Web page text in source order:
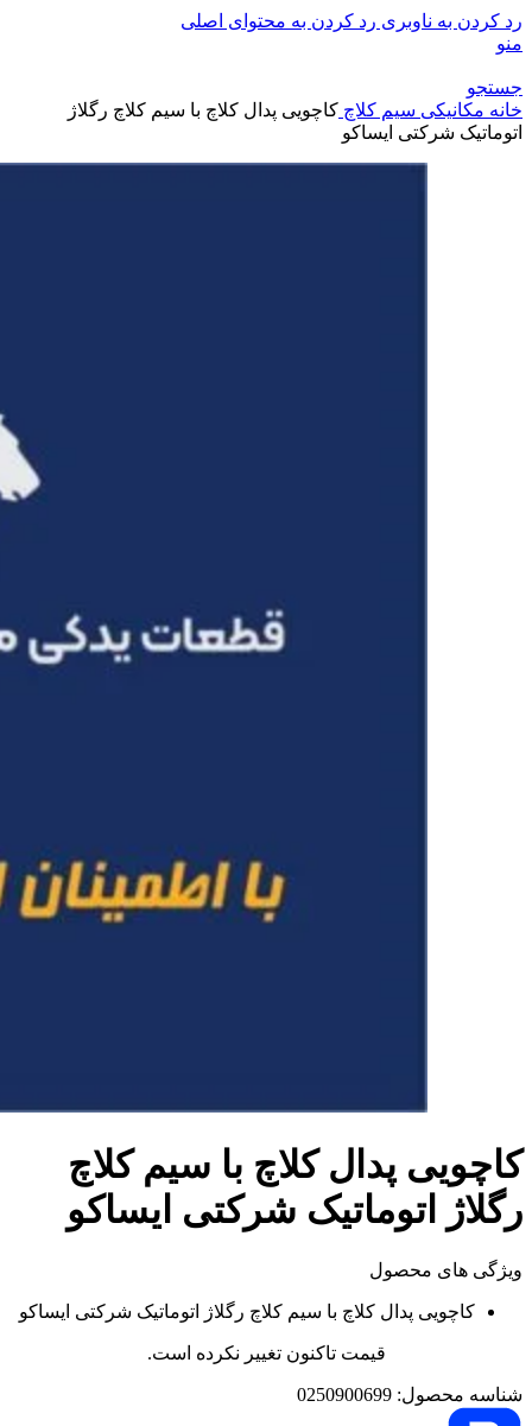
رد کردن به ناوبری رد کردن به محتوای اصلی
منو
جستجو
خانه مکانیکی سیم کلاچ کاچويی پدال کلاچ با سیم کلاچ رگلاژ
اتوماتيک شرکتی ایساکو
کاچويی پدال کلاچ با سیم کلاچ
رگلاژ اتوماتيک شرکتی ایساکو
ویژگی های محصول
کاچويی پدال کلاچ با سیم کلاچ رگلاژ اتوماتيک شرکتی ایساکو
قیمت تاکنون تغییر نکرده است.
شناسه محصول: 0250900699